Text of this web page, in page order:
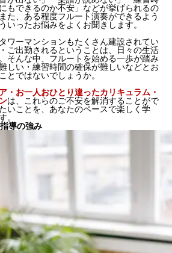
もできるのか不安」などが挙げられるの
た、ある程度フルート演奏ができるよう
いったお悩みをよくお聞きします。
ワーマンションもたくさん建設されてい
ご出勤されるということは、日々の生活
そんな中、フルートを始める一歩が踏み
しい・練習時間の確保が難しいなどとお
とではないでしょうか。
・お一人おひとり違ったカリキュラム・
は、これらのご不安を解消することがで
いことを、あなたのペースで楽しく学
。
導の強み